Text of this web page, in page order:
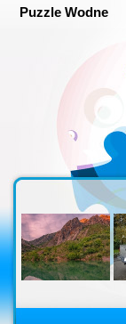
Puzzle Wodne